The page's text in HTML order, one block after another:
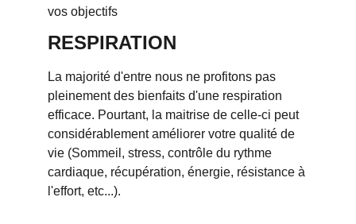
vos objectifs
RESPIRATION
La majorité d'entre nous ne profitons pas
pleinement des bienfaits d'une respiration
efficace. Pourtant, la maitrise de celle-ci peut
considérablement améliorer votre qualité de
vie (Sommeil, stress, contrôle du rythme
cardiaque, récupération, énergie, résistance à
l'effort, etc...).